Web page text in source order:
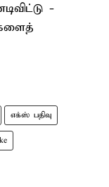
-
எக்ஸ் பதிவு